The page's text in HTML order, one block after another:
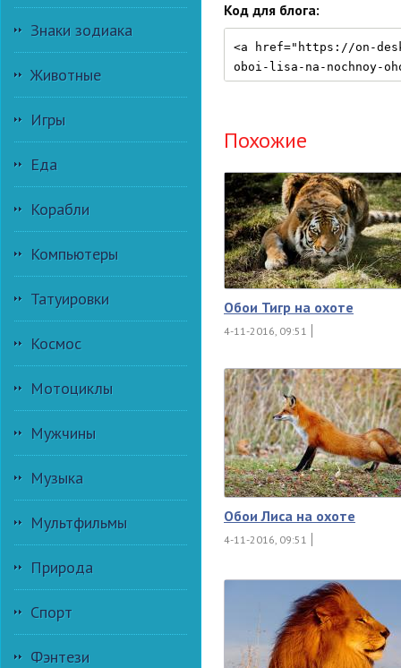
Знаки зодиака
Животные
Игры
Еда
Корабли
Компьютеры
Татуировки
Космос
Мотоциклы
Мужчины
Музыка
Мультфильмы
Природа
Спорт
Фэнтези
Код для блога:
Похожие
Обои Тигр на охоте
4-11-2016, 09:51
Обои Лиса на охоте
4-11-2016, 09:51